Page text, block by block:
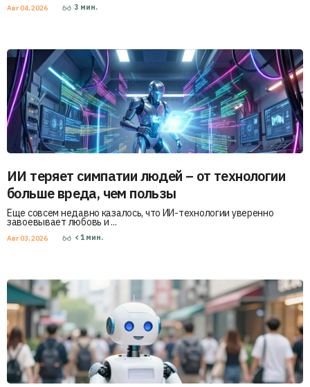
Авг 04, 2026 3 мин.
ИИ теряет симпатии людей – от технологии
больше вреда, чем пользы
Еще совсем недавно казалось, что ИИ-технологии уверенно
завоевывает любовь и ...
Авг 03, 2026 < 1 мин.